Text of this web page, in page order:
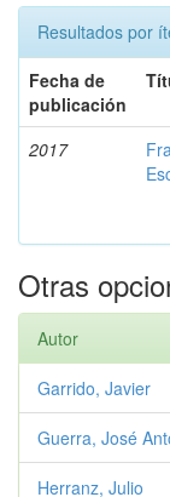
Resultados por
Fecha de
publicación
2017
Otras
Autor
Garrido, Javier
Guerra, José
Herranz, Julio